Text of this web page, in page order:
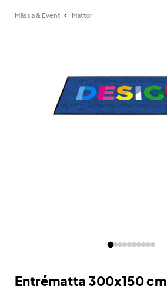
Mässa & Event Mattor
Entrématta 300x150 cm